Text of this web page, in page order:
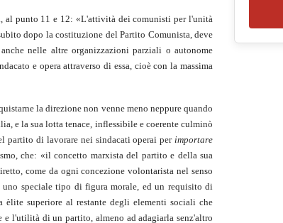
al punto 11 e 12: «L'attività dei comunisti per l'unità
dopo la costituzione del Partito Comunista, deve
nelle altre organizzazioni parziali o autonome
e opera attraverso di essa, cioè con la massima
la direzione non venne meno neppure quando
e la sua lotta tenace, inflessibile e coerente culminò
partito di lavorare nei sindacati operai per importare
che: «il concetto marxista del partito e della sua
come da ogni concezione volontarista nel senso
speciale tipo di figura morale, ed un requisito di
superiore al restante degli elementi sociali che
e l'utilità di un partito, almeno ad adagiarla senz'altro